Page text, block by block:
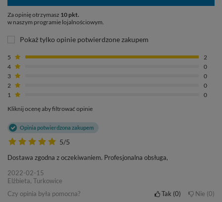
Za opinię otrzymasz 10 pkt.
w naszym programie lojalnościowym.
Pokaż tylko opinie potwierdzone zakupem
5
2
4
0
3
0
2
0
1
0
Kliknij ocenę aby filtrować opinie
5/5
Opinia potwierdzona zakupem
Dostawa zgodna z oczekiwaniem. Profesjonalna obsługa,
2022-02-15
Elżbieta, Turkowice
Czy opinia była pomocna?
Tak 0 Nie 0